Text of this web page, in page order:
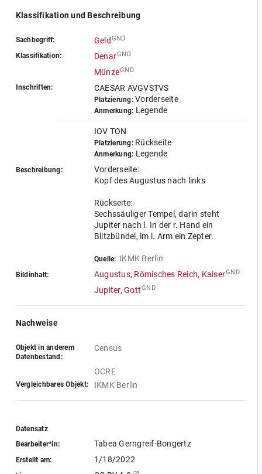
Klassifikation und Beschreibung
Sachbegriff: Geld GND
Klassifikation: DenarGND
MünzeGND
Inschriften: CAESAR AVGVSTVS
Platzierung:Vorderseite
Anmerkung: Legende
IOV TON
Platzierung:Rückseite
Anmerkung: Legende
Beschreibung:
Vorderseite:
Kopf des Augustus nach links
Rückseite:
Sechssäuliger Tempel, darin steht
Jupiter nach l. In der r. Hand ein
Blitzbündel, im l. Arm ein Zepter.
Quelle: IKMK Berlin
Bildinhalt: Augustus, Römisches Reich, KaiserGND
Jupiter, GottGND
Nachweise
Objekt in anderem
Datenbestand:
Census
OCRE
Vergleichbares Objekt: IKMK Berlin
Datensatz
Bearbeiter*in:
Tabea Gerngreif-Bongertz
Erstellt am: 1/18/2022